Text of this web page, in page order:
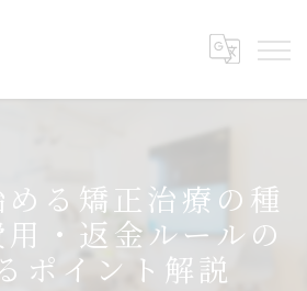
る矯正治療の種
・返金ルールの
ポイント解説